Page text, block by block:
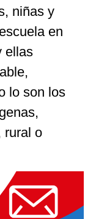
niñas y
en
ellas
lo son los
rural o